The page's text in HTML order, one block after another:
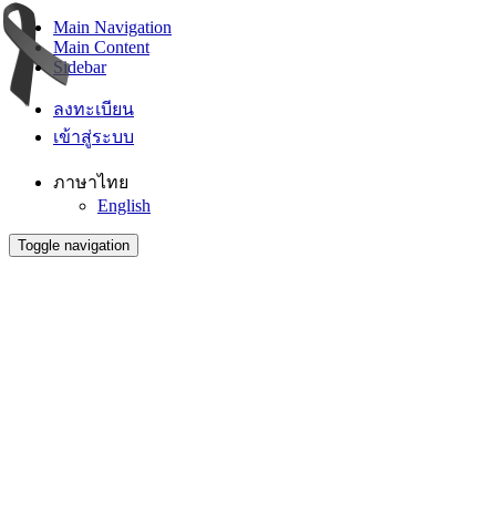
Main Navigation
Main Content
Sidebar
ลงทะเบียน
เข้าสู่ระบบ
ภาษาไทย
English
Toggle navigation